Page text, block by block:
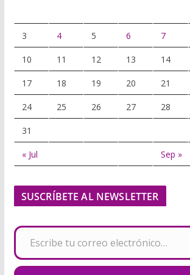
3 4 5 6 7
10 11 12 13 14
17 18 19 20 21
24 25 26 27 28
31
« Jul Sep »
SUSCRÍBETE AL NEWSLETTER
Escribe tu correo electrónico…